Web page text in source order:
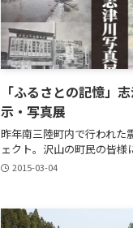
「ふるさとの記憶」
示・写真展
昨年南三陸町内で行われた
ェクト。沢山の町民の皆様
2015-03-04